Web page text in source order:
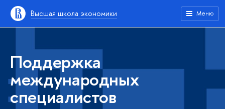
Высшая школа экономики Меню
Поддержка
международных
специалистов